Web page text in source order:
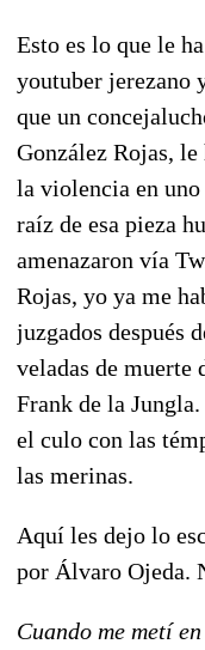
Esto es lo que le
youtuber jerezano
que un
González Rojas,
la violencia en uno
raíz de esa pieza
amenazaron vía
Rojas, yo ya me
juzgados después
veladas de muerte
Frank de la
el culo con las
las merinas.
Aquí les dejo lo
por Álvaro Ojeda.
Cuando me metí